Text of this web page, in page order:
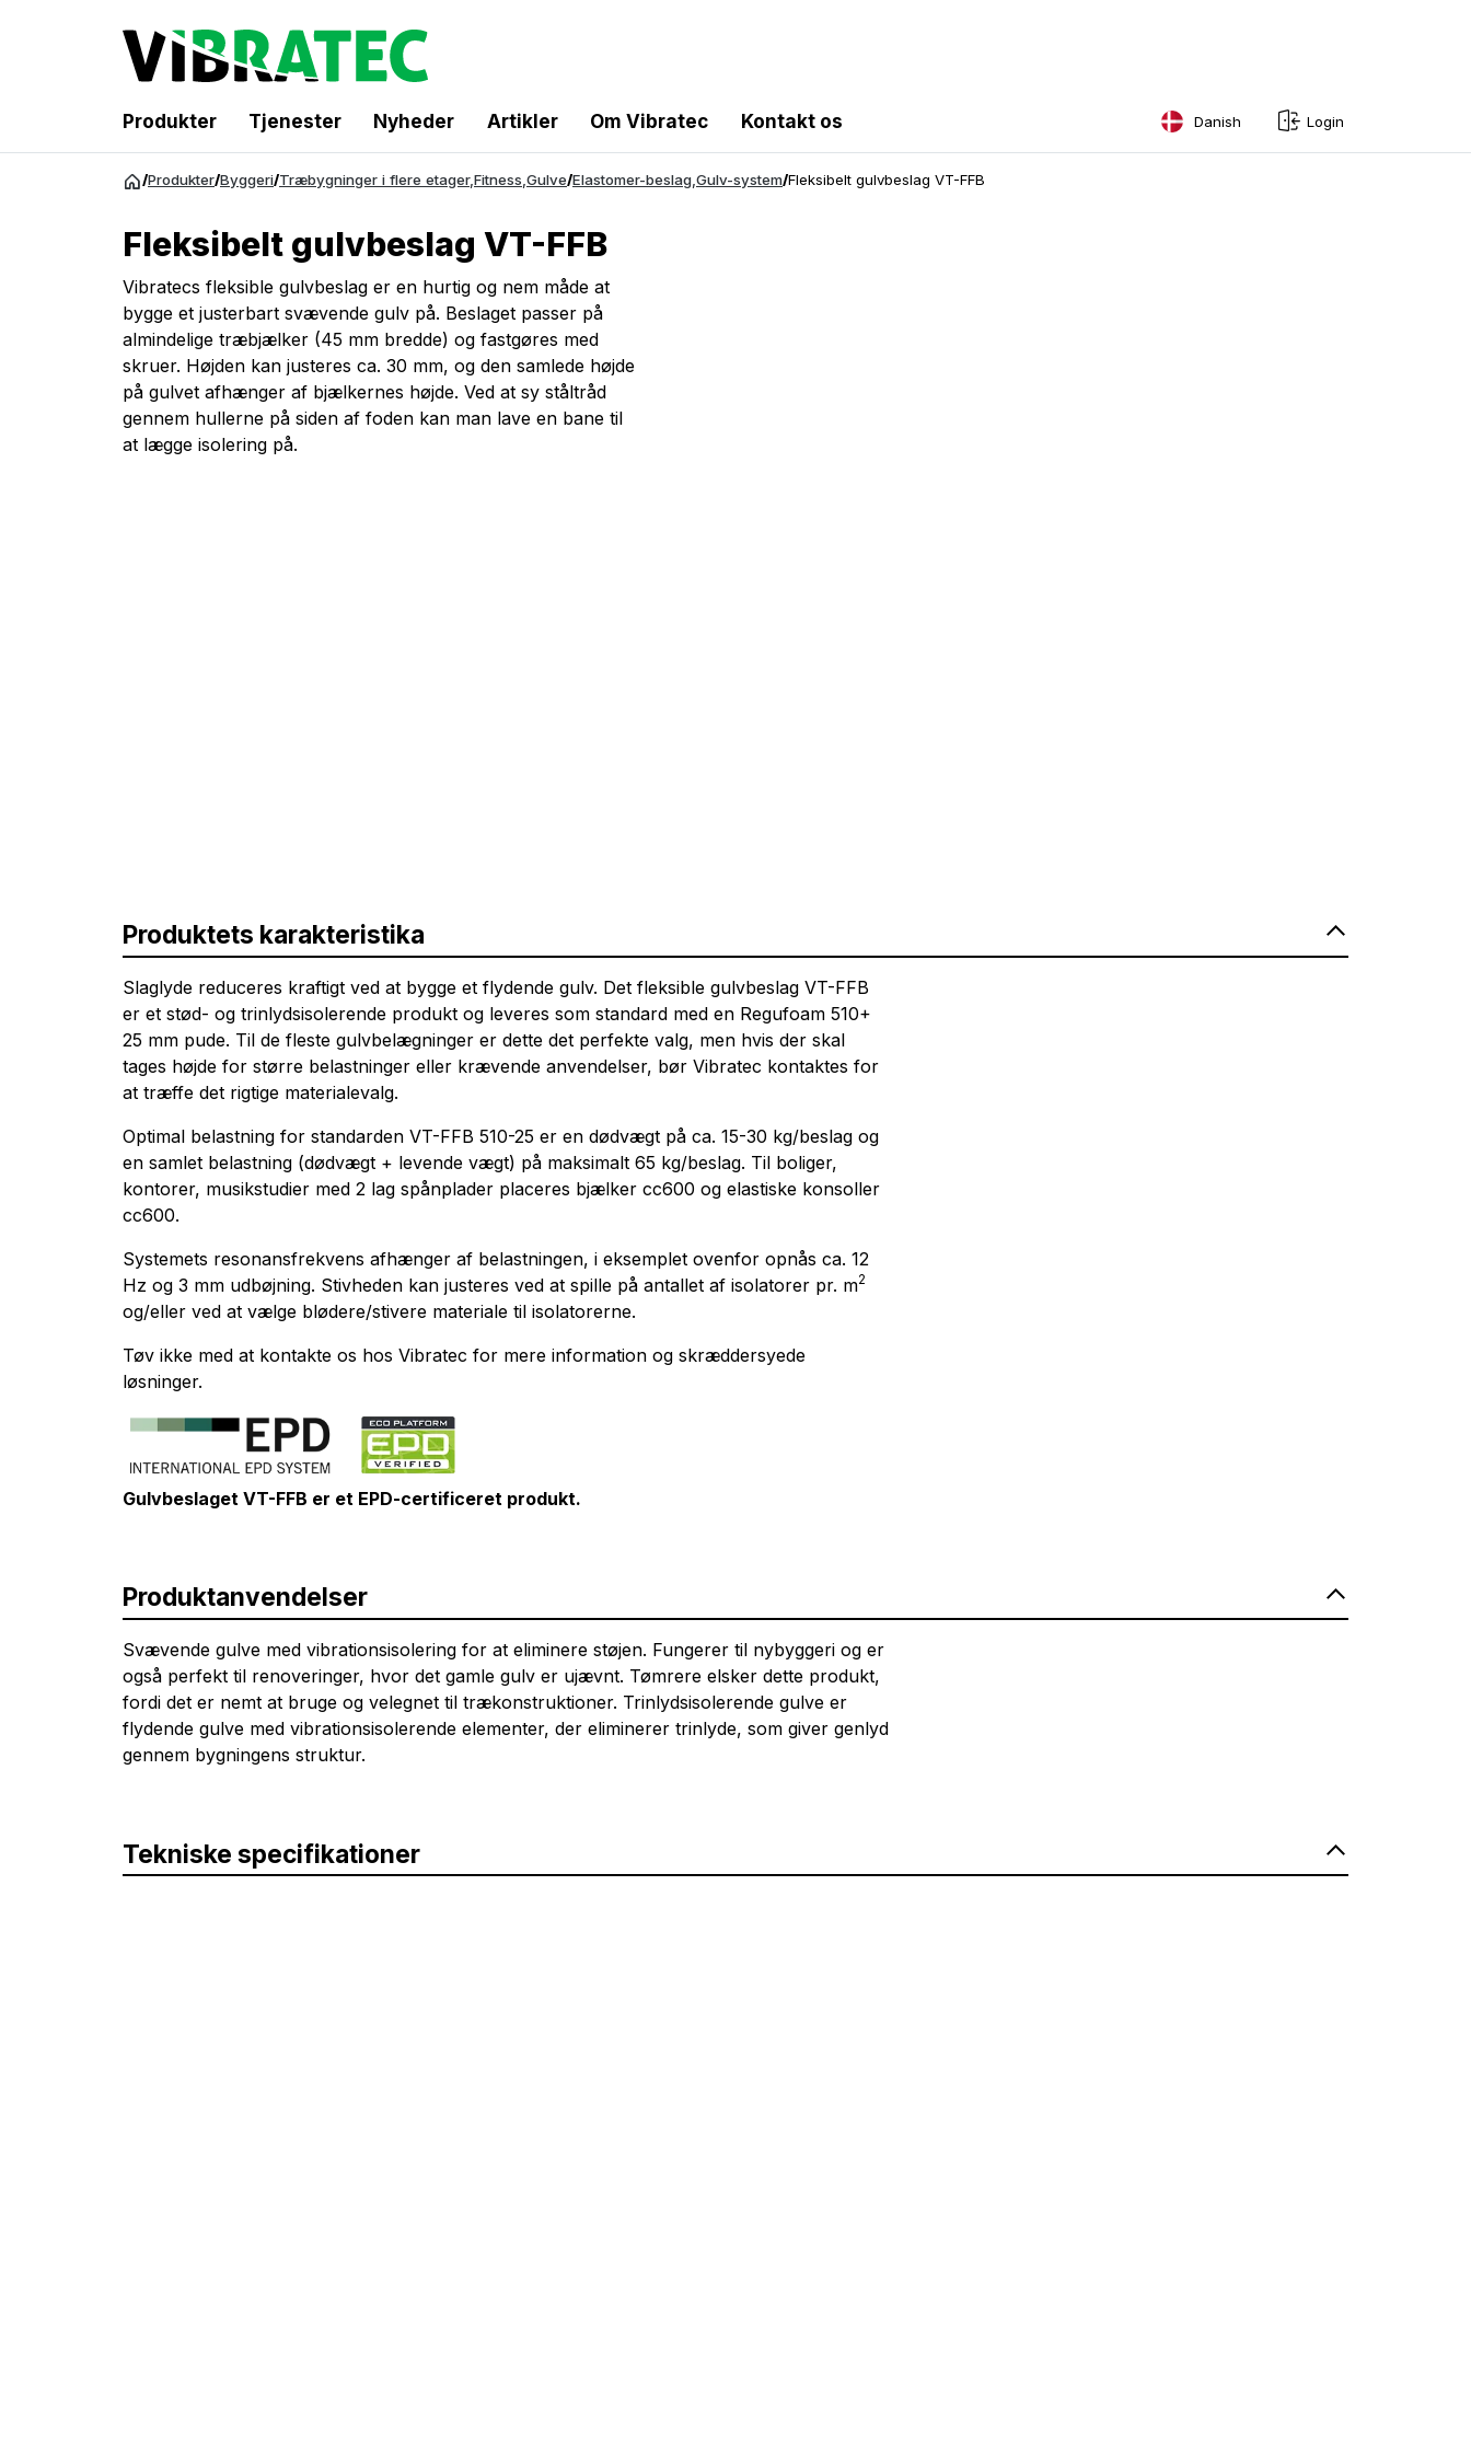
Produkter Tjenester Nyheder Artikler Om Vibratec Kontakt os Danish Login
/Produkter/Byggeri/Træbygninger i flere etager,Fitness,Gulve/Elastomer-beslag,Gulv-system/Fleksibelt gulvbeslag VT-FFB
Fleksibelt gulvbeslag VT-FFB
Vibratecs fleksible gulvbeslag er en hurtig og nem måde at
bygge et justerbart svævende gulv på. Beslaget passer på
almindelige træbjælker (45 mm bredde) og fastgøres med
skruer. Højden kan justeres ca. 30 mm, og den samlede højde
på gulvet afhænger af bjælkernes højde. Ved at sy ståltråd
gennem hullerne på siden af foden kan man lave en bane til
at lægge isolering på.
Produktets karakteristika
Slaglyde reduceres kraftigt ved at bygge et flydende gulv. Det fleksible gulvbeslag VT-FFB
er et stød- og trinlydsisolerende produkt og leveres som standard med en Regufoam 510+
25 mm pude. Til de fleste gulvbelægninger er dette det perfekte valg, men hvis der skal
tages højde for større belastninger eller krævende anvendelser, bør Vibratec kontaktes for
at træffe det rigtige materialevalg.
Optimal belastning for standarden VT-FFB 510-25 er en dødvægt på ca. 15-30 kg/beslag og
en samlet belastning (dødvægt + levende vægt) på maksimalt 65 kg/beslag. Til boliger,
kontorer, musikstudier med 2 lag spånplader placeres bjælker cc600 og elastiske konsoller
cc600.
Systemets resonansfrekvens afhænger af belastningen, i eksemplet ovenfor opnås ca. 12
Hz og 3 mm udbøjning. Stivheden kan justeres ved at spille på antallet af isolatorer pr. m2
og/eller ved at vælge blødere/stivere materiale til isolatorerne.
Tøv ikke med at kontakte os hos Vibratec for mere information og skræddersyede
løsninger.
Gulvbeslaget VT-FFB er et EPD-certificeret produkt.
Produktanvendelser
Svævende gulve med vibrationsisolering for at eliminere støjen. Fungerer til nybyggeri og er
også perfekt til renoveringer, hvor det gamle gulv er ujævnt. Tømrere elsker dette produkt,
fordi det er nemt at bruge og velegnet til trækonstruktioner. Trinlydsisolerende gulve er
flydende gulve med vibrationsisolerende elementer, der eliminerer trinlyde, som giver genlyd
gennem bygningens struktur.
Tekniske specifikationer